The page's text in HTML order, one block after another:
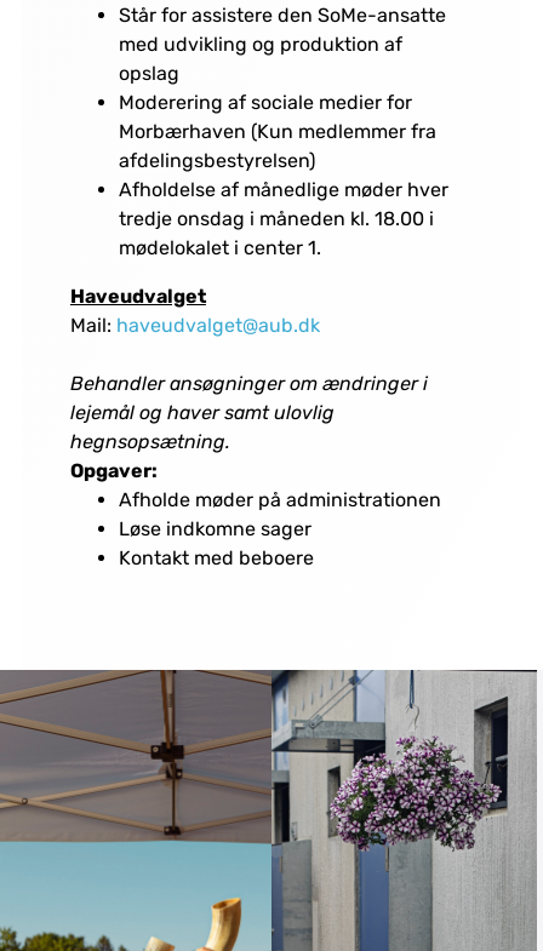
Står for assistere den SoMe-ansatte
med udvikling og produktion af
opslag
Moderering af sociale medier for
Morbærhaven (Kun medlemmer fra
afdelingsbestyrelsen)
Afholdelse af månedlige møder hver
tredje onsdag i måneden kl. 18.00 i
mødelokalet i center 1.
Haveudvalget
Mail: haveudvalget@aub.dk
Behandler ansøgninger om ændringer i
lejemål og haver samt ulovlig
hegnsopsætning.
Opgaver:
Afholde møder på administrationen
Løse indkomne sager
Kontakt med beboere